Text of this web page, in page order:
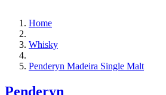
Home
Whisky
Penderyn Madeira Single Malt
Penderyn